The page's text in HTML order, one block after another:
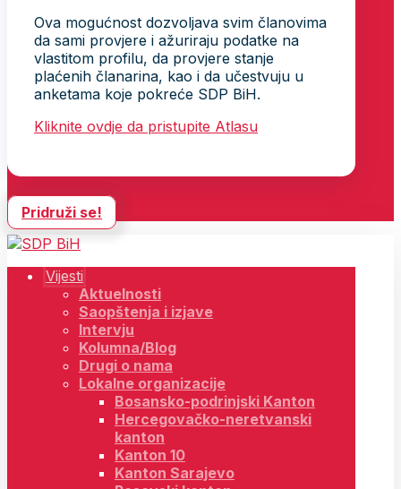
Ova mogućnost dozvoljava svim članovima
da sami provjere i ažuriraju podatke na
vlastitom profilu, da provjere stanje
plaćenih članarina, kao i da učestvuju u
anketama koje pokreće SDP BiH.
Kliknite ovdje da pristupite Atlasu
Pridruži se!
Vijesti
Aktuelnosti
Saopštenja i izjave
Intervju
Kolumna/Blog
Drugi o nama
Lokalne organizacije
Bosansko-podrinjski Kanton
Hercegovačko-neretvanski
kanton
Kanton 10
Kanton Sarajevo